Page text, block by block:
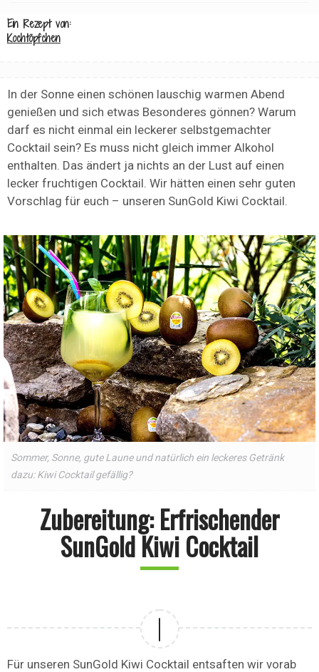
Ein Rezept von:
Kochtöpfchen
In der Sonne einen schönen lauschig warmen Abend
genießen und sich etwas Besonderes gönnen? Warum
darf es nicht einmal ein leckerer selbstgemachter
Cocktail sein? Es muss nicht gleich immer Alkohol
enthalten. Das ändert ja nichts an der Lust auf einen
lecker fruchtigen Cocktail. Wir hätten einen sehr guten
Vorschlag für euch – unseren SunGold Kiwi Cocktail.
Sommer, Sonne, gute Laune und natürlich ein leckeres Getränk
dazu: Kiwi Cocktail gefällig?
Zubereitung: Erfrischender
SunGold Kiwi Cocktail
Für unseren SunGold Kiwi Cocktail entsaften wir vorab